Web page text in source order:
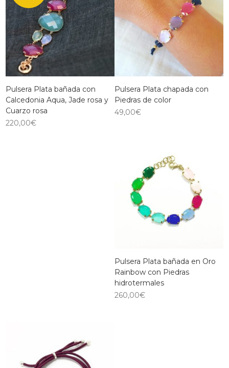
Pulsera Plata bañada con
Calcedonia Aqua, Jade rosa y
Cuarzo rosa
220,00€
Pulsera Plata chapada con
Piedras de color
49,00€
Pulsera Plata bañada en Oro
Rainbow con Piedras
hidrotermales
260,00€